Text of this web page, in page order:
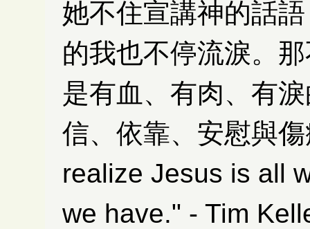
她不住宣講神的話
的我也不停流淚。
是有血、有肉、有
信、依靠、安慰與
realize Jesus is all
we have." - Tim